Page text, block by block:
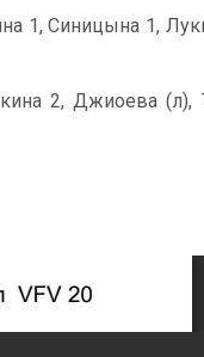
1, Синицына 1,
2, Джиоева (л),